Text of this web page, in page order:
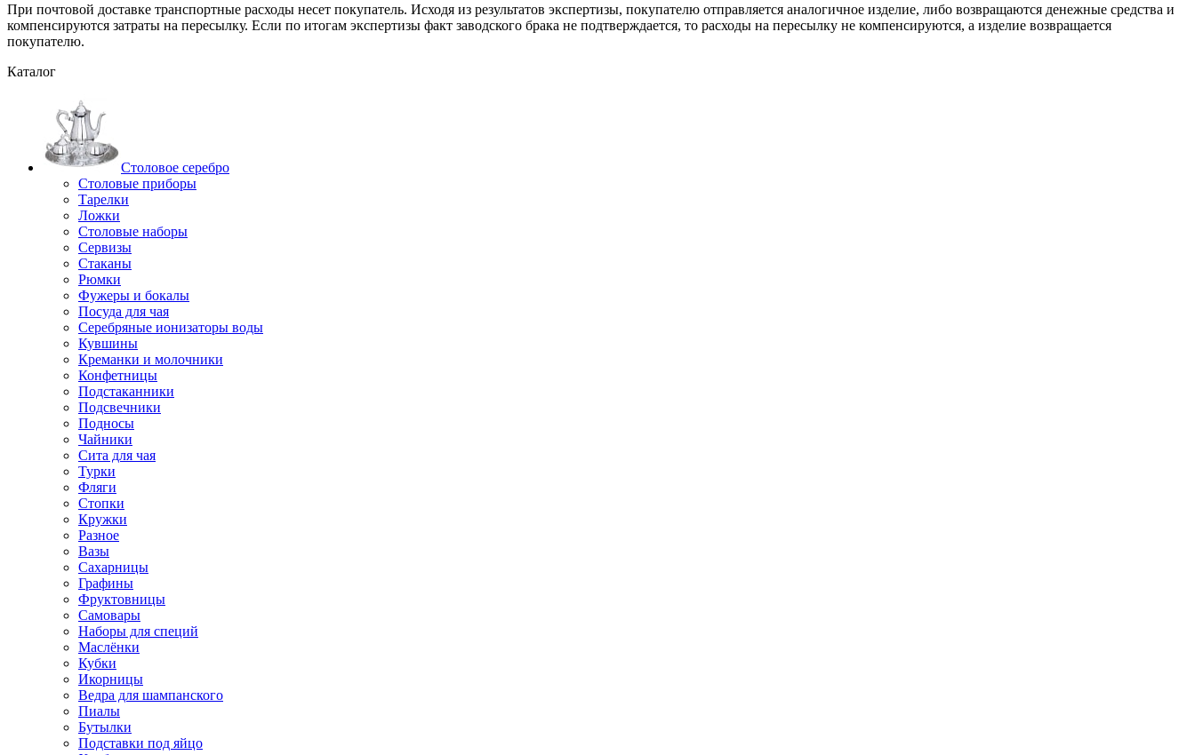
При почтовой доставке транспортные расходы несет покупатель. Исходя из результатов экспертизы, покупателю отправляется аналогичное изделие, либо возвращаются денежные средства и
компенсируются затраты на пересылку. Если по итогам экспертизы факт заводского брака не подтверждается, то расходы на пересылку не компенсируются, а изделие возвращается
покупателю.
Каталог
Столовое серебро
Столовые приборы
Тарелки
Ложки
Столовые наборы
Сервизы
Стаканы
Рюмки
Фужеры и бокалы
Посуда для чая
Серебряные ионизаторы воды
Кувшины
Креманки и молочники
Конфетницы
Подстаканники
Подсвечники
Подносы
Чайники
Сита для чая
Турки
Фляги
Стопки
Кружки
Разное
Вазы
Сахарницы
Графины
Фруктовницы
Самовары
Наборы для специй
Маслёнки
Кубки
Икорницы
Ведра для шампанского
Пиалы
Бутылки
Подставки под яйцо